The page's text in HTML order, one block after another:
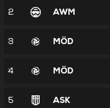
2 AWM
3 MÖD
4 MÖD
5 ASK